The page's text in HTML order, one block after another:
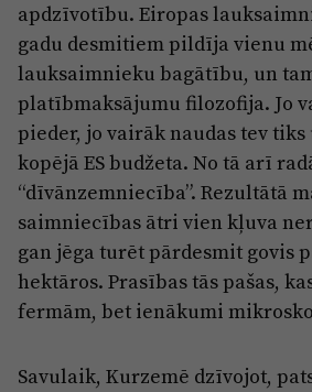
apdzīvotību. Eiropas
gadu desmitiem pildīja vienu
lauksaimnieku bagātību, un
platībmaksājumu filozofija. Jo
pieder, jo vairāk naudas tev tiks
kopējā ES budžeta. No tā arī
“dīvānzemniecība”. Rezultātā
saimniecības ātri vien kļuva
gan jēga turēt pārdesmit govis
hektāros. Prasības tās pašas,
fermām, bet ienākumi
Savulaik, Kurzemē dzīvojot,